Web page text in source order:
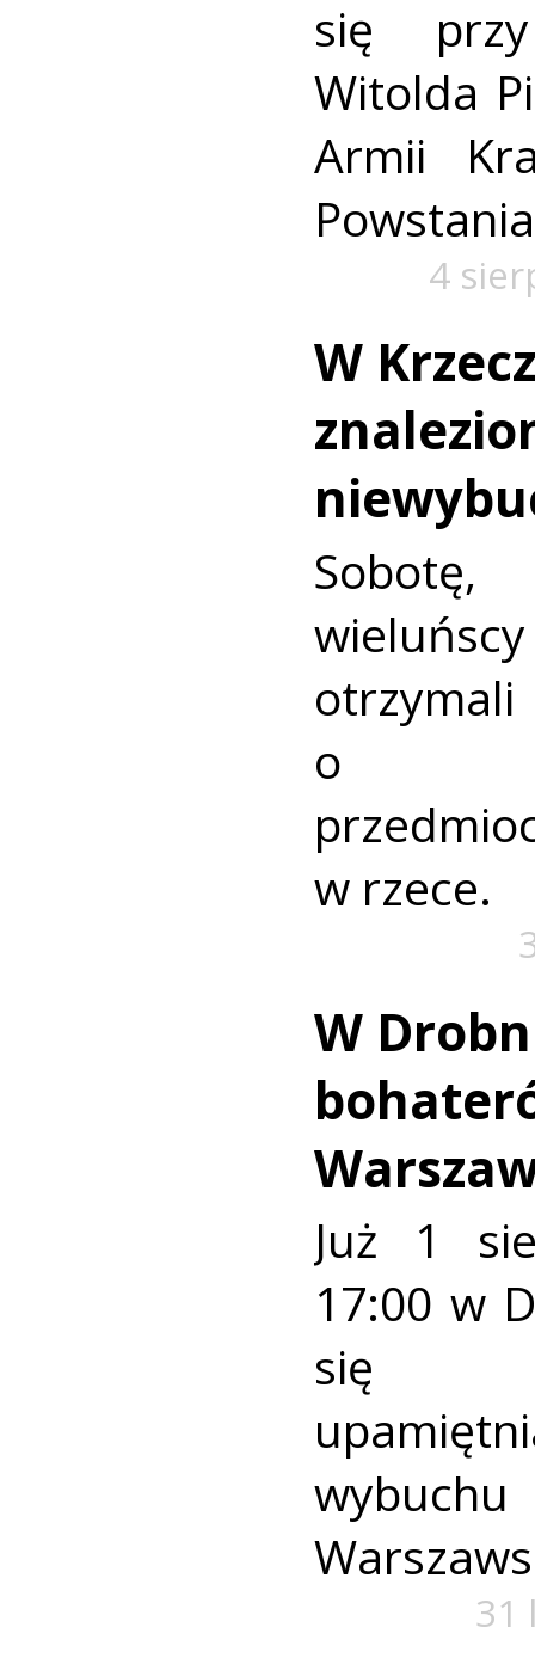
się
Witolda
Armii
4
W
o
w rzece.
W
Już 1
17:00 w
się
31